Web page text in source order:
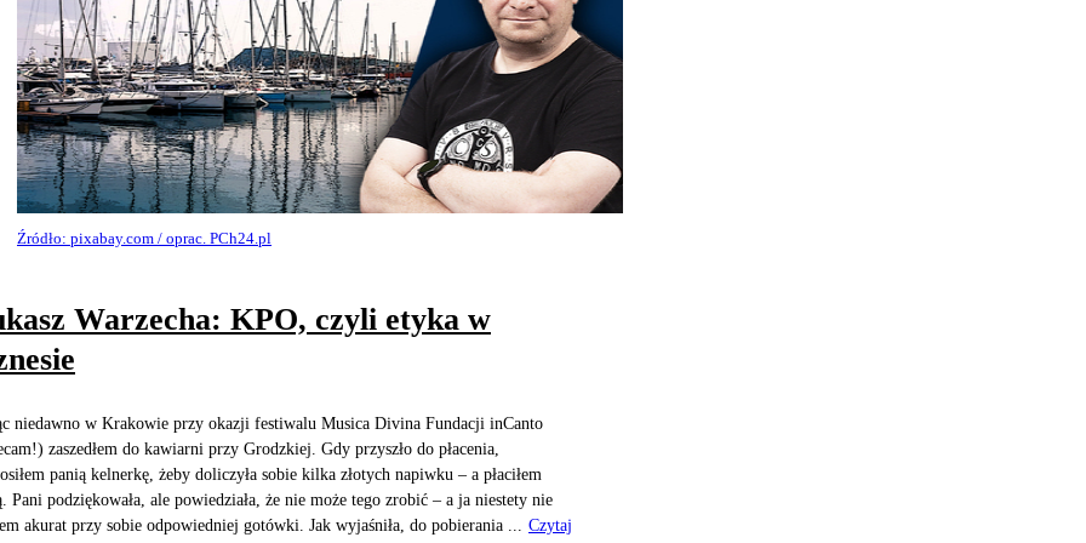
Źródło: pixabay.com / oprac. PCh24.pl
Warzecha: KPO, czyli etyka w
niedawno w Krakowie przy okazji festiwalu Musica Divina Fundacji inCanto
zaszedłem do kawiarni przy Grodzkiej. Gdy przyszło do płacenia,
panią kelnerkę, żeby doliczyła sobie kilka złotych napiwku – a płaciłem
Pani podziękowała, ale powiedziała, że nie może tego zrobić – a ja niestety nie
akurat przy sobie odpowiedniej gotówki. Jak wyjaśniła, do pobierania ...
Czytaj